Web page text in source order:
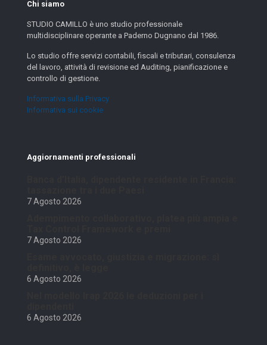
Chi siamo
STUDIO CAMILLO è uno studio professionale
multidisciplinare operante a Paderno Dugnano dal 1986.
Lo studio offre servizi contabili, fiscali e tributari, consulenza
del lavoro, attività di revisione ed Auditing, pianificazione e
controllo di gestione.
Informativa sulla Privacy
Informativa sui cookie
Aggiornamenti professionali
7 Agosto 2026
7 Agosto 2026
6 Agosto 2026
6 Agosto 2026